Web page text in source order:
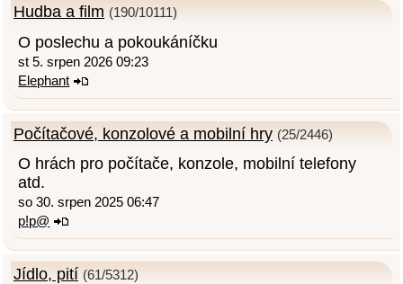
Hudba a film (190/10111)
O poslechu a pokoukáníčku
st 5. srpen 2026 09:23
Elephant
Počítačové, konzolové a mobilní hry (25/2446)
O hrách pro počítače, konzole, mobilní telefony
atd.
so 30. srpen 2025 06:47
p!p@
Jídlo, pití (61/5312)